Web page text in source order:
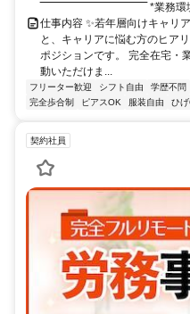
‾‾‾‾‾‾‾‾‾‾‾‾‾‾‾‾‾‾‾‾‾‾‾‾‾‾‾‾‾‾ *業
仕事内容 ✨若年層向けキャリ
と、キャリアに悩む方のヒア
ポジションです。 完全在宅・
動いただけま...
フリーター歓迎 シフト自由 学歴不問
完全歩合制
ピアスOK 服装自由 ひ
契約社員